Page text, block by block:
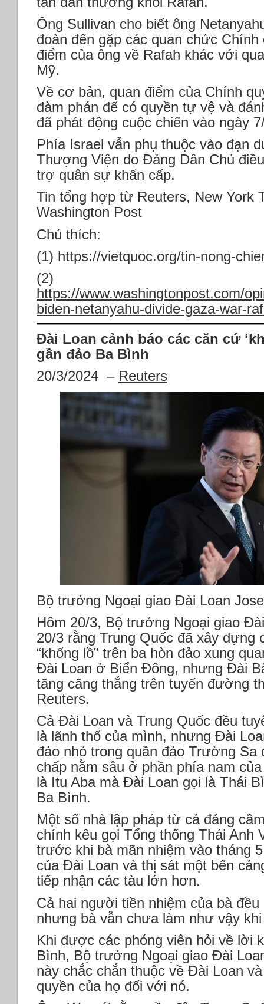
Ông Sullivan cho biết ông
đoàn đến gặp các quan chức
điểm của ông về Rafah khác với
Mỹ.
Về cơ bản, quan điểm của Chính
đàm phán để có quyền tự vệ và
đã phát động cuộc chiến vào ngày
Phía Israel vẫn phụ thuộc vào đạn
Thượng Viện do Đảng Dân Chủ
trợ quân sự khẩn cấp.
Tin tổng hợp từ Reuters, New York
Washington Post
Chú thích:
(1) https://vietquoc.org/tin-nong-
(2)
https://www.washingtonpost.com/
biden-netanyahu-divide-gaza-war-
Đài Loan cảnh báo các căn cứ
gần đảo Ba Bình
20/3/2024 – Reuters
Bộ trưởng Ngoại giao Đài Loan
Hôm 20/3, Bộ trưởng Ngoại giao
20/3 rằng Trung Quốc đã xây dựng
“khổng lồ” trên ba hòn đảo xung
Đài Loan ở Biển Đông, nhưng Đài
tăng căng thẳng trên tuyến đường
Reuters.
Cả Đài Loan và Trung Quốc đều
là lãnh thổ của mình, nhưng Đài
đảo nhỏ trong quần đảo Trường Sa
chấp nằm sâu ở phần phía nam
là Itu Aba mà Đài Loan gọi là Thái
Ba Bình.
Một số nhà lập pháp từ cả đảng
chính kêu gọi Tổng thống Thái Anh
trước khi bà mãn nhiệm vào tháng
của Đài Loan và thị sát một bến
tiếp nhận các tàu lớn hơn.
Cả hai người tiền nhiệm của bà
nhưng bà vẫn chưa làm như vậy
Khi được các phóng viên hỏi về lời
Bình, Bộ trưởng Ngoại giao Đài
này chắc chắn thuộc về Đài Loan
quyền của họ đối với nó.